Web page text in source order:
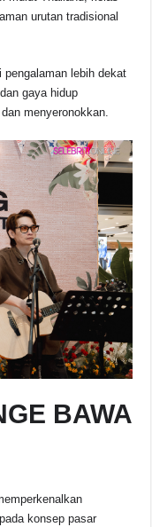
urutan tradisional
lebih dekat
gaya hidup
menyeronokkan.
BAWA
konsep pasar